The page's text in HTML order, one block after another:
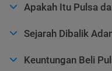
Apakah Itu Pulsa
Sejarah Dibalik
Keuntungan Beli